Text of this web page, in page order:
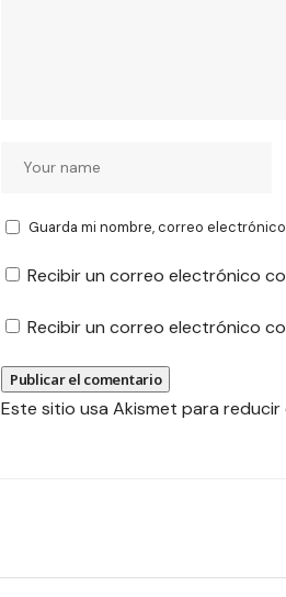
Guarda mi nombre, correo
Recibir un correo electrónico
Recibir un correo electrónico
Este sitio usa Akismet para reducir